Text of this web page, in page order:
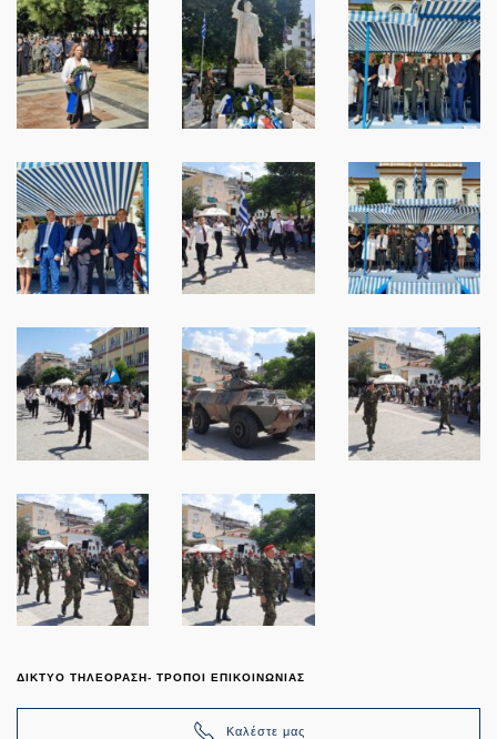
ΔΙΚΤΥΟ ΤΗΛΕΟΡΑΣΗ- ΤΡΟΠΟΙ ΕΠΙΚΟΙΝΩΝΙΑΣ
Καλέστε μας